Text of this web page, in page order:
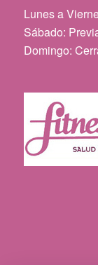
Lunes a
Sábado:
Domingo: